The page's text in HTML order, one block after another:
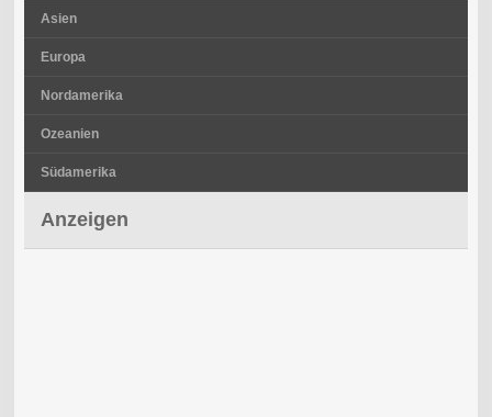
Asien
Europa
Nordamerika
Ozeanien
Südamerika
Anzeigen